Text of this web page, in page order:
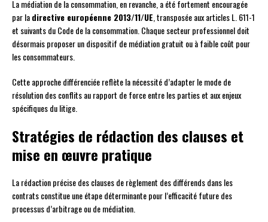
La médiation de la consommation, en revanche, a été fortement encouragée
par ladirective européenne 2013/11/UE , transposée aux articles L. 611-1
et suivants du Code de la consommation. Chaque secteur professionnel doit
désormais proposer un dispositif de médiation gratuit ou à faible coût pour
les consommateurs.
Cette approche différenciée reflète la nécessité d’adapter le mode de
résolution des conflits au rapport de force entre les parties et aux enjeux
spécifiques du litige.
Stratégies de rédaction des clauses et
mise en œuvre pratique
La rédaction précise des clauses de règlement des différends dans les
contrats constitue une étape déterminante pour l’efficacité future des
processus d’arbitrage ou de médiation.